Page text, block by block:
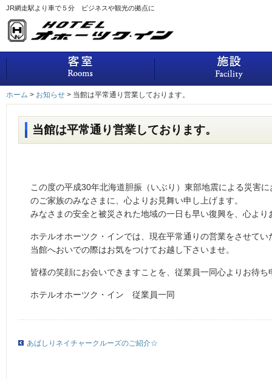
JR網走駅より車で５分 ビジネスや観光の拠点に
客室
ホーム > お知らせ > 当館は平常通り営業しております。
当館は平常通り営業しております。
この度の平成30年北海道胆振（いぶり）東部地震による災害
のご家族のみなさまに、心よりお見舞い申し上げます。
みなさまの安全と被災された地域の一日も早い復興を、心より
ホテルオホーツク・インでは、現在平常通りの営業をさせてい
当館へおいでの際はお気をつけてお越し下さいませ。
皆様の笑顔にお会いできますことを、従業員一同心よりお待ち
ホテルオホーツク・イン 従業員一同
あばしりネイチャークルーズのご紹介☆